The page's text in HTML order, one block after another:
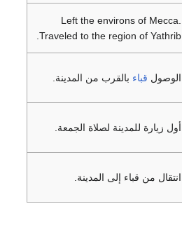
Left the environs of Mecca.
Traveled to the region of Yathrib.
الوصول قباء بالقرب من المدينة.
أول زيارة للمدينة لصلاة الجمعة.
انتقال من قباء إلى المدينة.